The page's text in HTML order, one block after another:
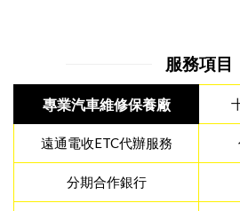
服務項目
專業汽車維修保養廠
遠通電收ETC代辦服務
分期合作銀行